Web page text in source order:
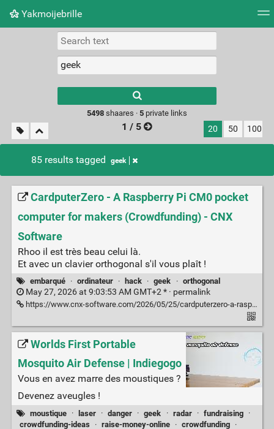
Yakmoijebrille
Picture wall
results.
5498shaares · 5private links
1 / 5 20 50 100
85 results tagged geek
CardputerZero - A Raspberry Pi CM0 pocket
computer for makers (Crowdfunding) - CNX
Software
Rhoo il est très beau celui là.
Et avec un clavier orthogonal s'il vous plaît !
embarqué · ordinateur · hack · geek · orthogonal
May 27, 2026 at 9:03:53 AM GMT+2 * · permalink
https://www.cnx-software.com/2026/05/25/cardputerzero-a-raspberry-pi-cm0-pocket-computer-for-makers/
Worlds First Portable
Mosquito Air Defense | Indiegogo
Vous en avez marre des moustiques ?
Devenez aveugles !
moustique · laser · danger · geek · radar · fundraising
·
crowdfunding-ideas
· raise-money-online · crowdfunding ·